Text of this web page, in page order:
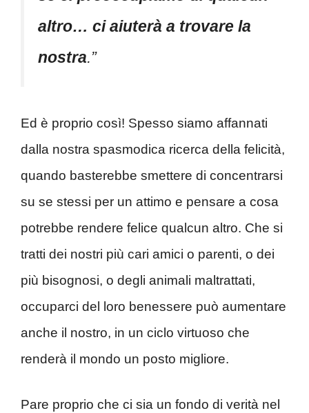
altro… ci aiuterà a trovare la
nostra.”
Ed è proprio così! Spesso siamo affannati
dalla nostra spasmodica ricerca della felicità,
quando basterebbe smettere di concentrarsi
su se stessi per un attimo e pensare a cosa
potrebbe rendere felice qualcun altro. Che si
tratti dei nostri più cari amici o parenti, o dei
più bisognosi, o degli animali maltrattati,
occuparci del loro benessere può aumentare
anche il nostro, in un ciclo virtuoso che
renderà il mondo un posto migliore.
Pare proprio che ci sia un fondo di verità nel